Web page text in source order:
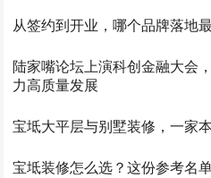
从签约到开业，哪个品牌落地
陆家嘴论坛上演科创金融大会
力高质量发展
宝坻大平层与别墅装修，一家
宝坻装修怎么选？这份参考名